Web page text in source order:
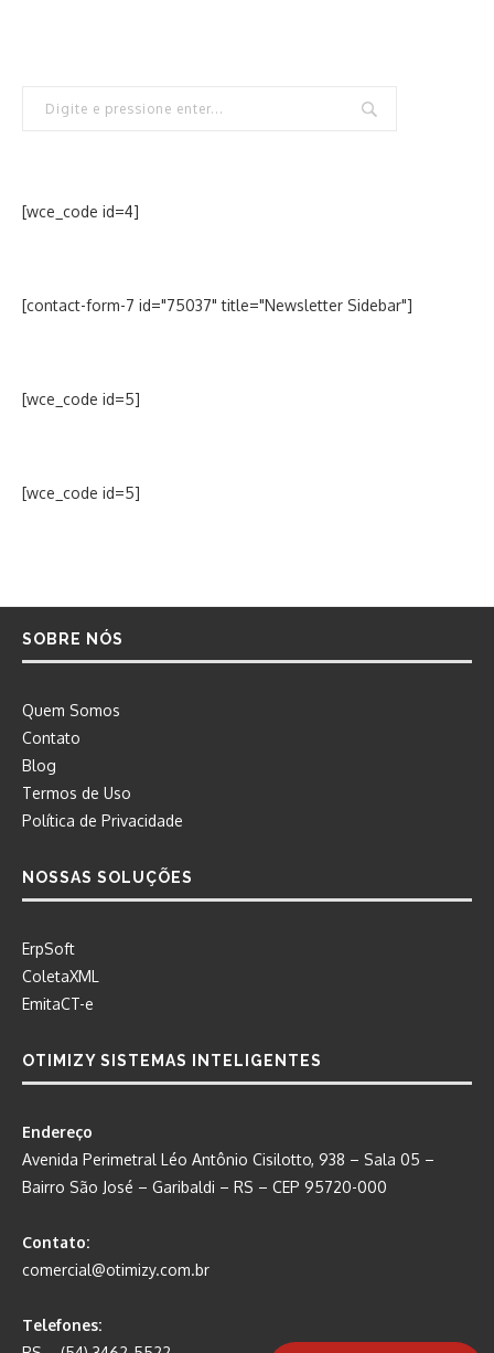
[wce_code id=4]
[contact-form-7 id="75037" title="Newsletter Sidebar"]
[wce_code id=5]
[wce_code id=5]
SOBRE NÓS
Quem Somos
Contato
Blog
Termos de Uso
Política de Privacidade
NOSSAS SOLUÇÕES
ErpSoft
ColetaXML
EmitaCT-e
OTIMIZY SISTEMAS INTELIGENTES
Endereço
Avenida Perimetral Léo Antônio Cisilotto, 938 – Sala 05 –
Bairro São José – Garibaldi – RS – CEP 95720-000
Contato:
comercial@otimizy.com.br
Telefones: